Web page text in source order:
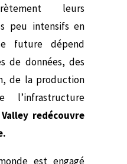
leurs
peu intensifs en
future dépend
de données, des
de la production
redécouvre
est engagé